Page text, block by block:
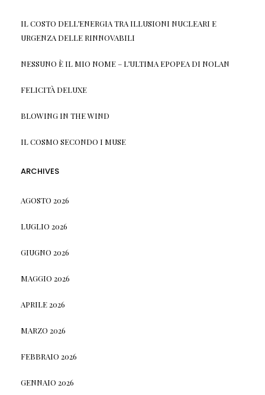
IL COSTO DELL’ENERGIA TRA ILLUSIONI NUCLEARI E
URGENZA DELLE RINNOVABILI
NESSUNO È IL MIO NOME – L’ULTIMA EPOPEA DI NOLAN
FELICITÀ DELUXE
BLOWING IN THE WIND
IL COSMO SECONDO I MUSE
ARCHIVES
AGOSTO 2026
LUGLIO 2026
GIUGNO 2026
MAGGIO 2026
APRILE 2026
MARZO 2026
FEBBRAIO 2026
GENNAIO 2026